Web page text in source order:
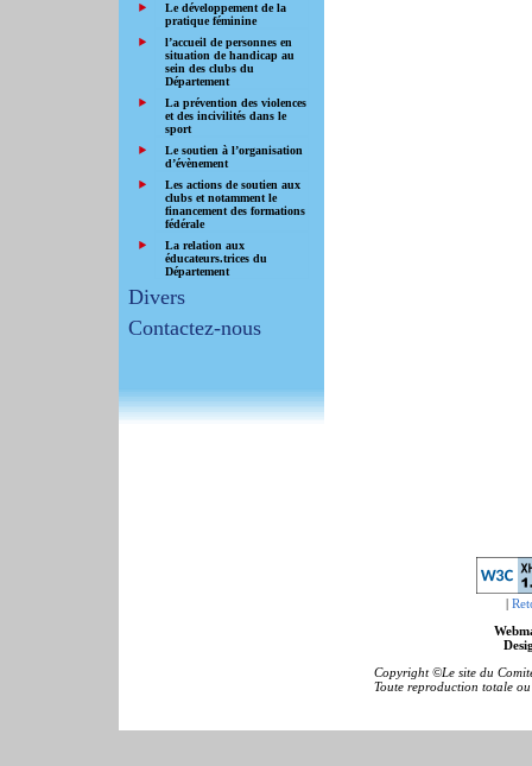
Le développement de la
pratique féminine
l’accueil de personnes en
situation de handicap au
sein des clubs du
Département
La prévention des violences
et des incivilités dans le
sport
Le soutien à l’organisation
d’évènement
Les actions de soutien aux
clubs et notamment le
financement des formations
fédérale
La relation aux
éducateurs.trices du
Département
Divers
Contactez-nous
|
Copyright ©Le site du
Toute reproduction totale